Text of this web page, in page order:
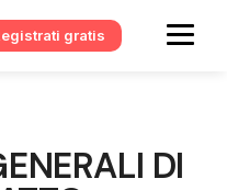
gratis
DI